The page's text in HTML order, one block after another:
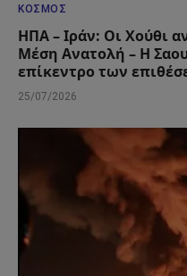
ΚΌΣΜΟΣ
ΗΠΑ – Ιράν: Οι Χούθι
Μέση Ανατολή – Η
επίκεντρο των
25/07/2026